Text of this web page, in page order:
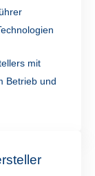
mit
Betrieb und